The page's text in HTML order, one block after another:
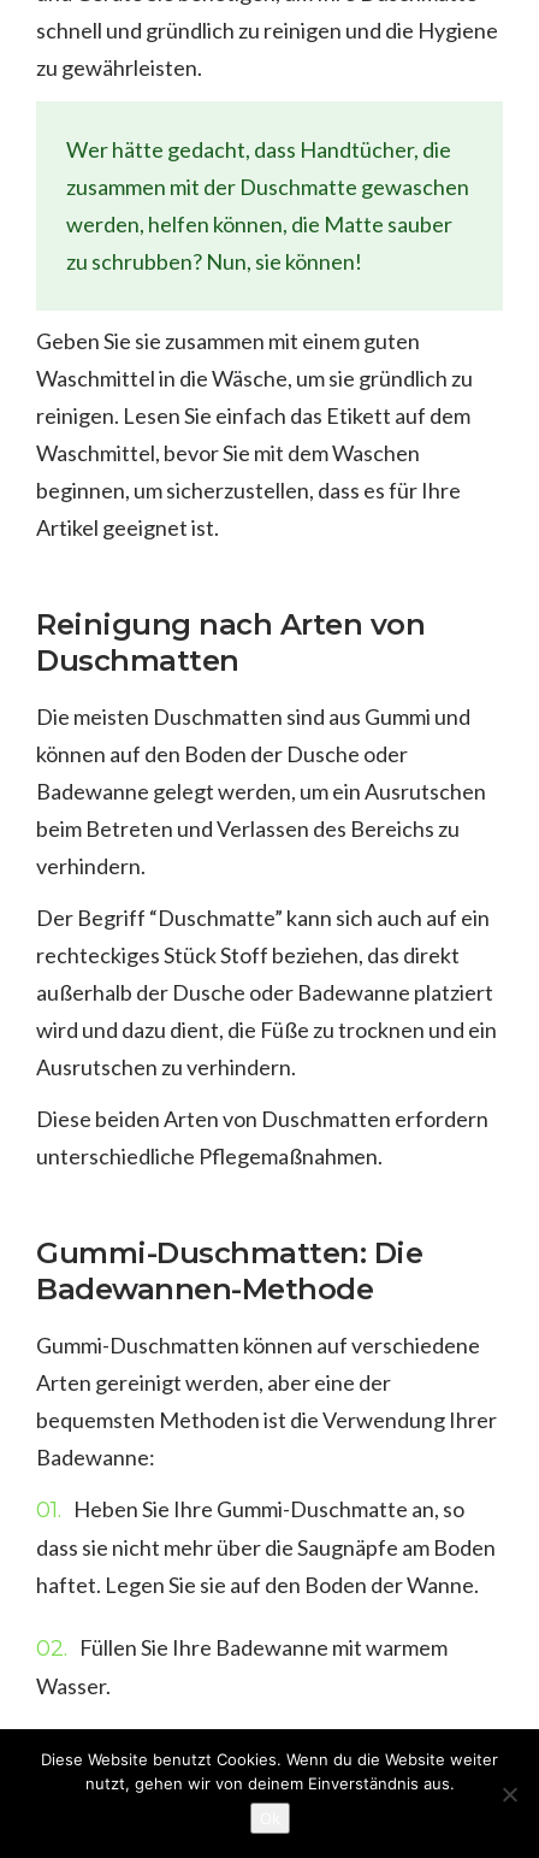
schnell und gründlich zu reinigen und die Hygiene
zu gewährleisten.
Wer hätte gedacht, dass Handtücher, die
zusammen mit der Duschmatte gewaschen
werden, helfen können, die Matte sauber
zu schrubben? Nun, sie können!
Geben Sie sie zusammen mit einem guten
Waschmittel in die Wäsche, um sie gründlich zu
reinigen. Lesen Sie einfach das Etikett auf dem
Waschmittel, bevor Sie mit dem Waschen
beginnen, um sicherzustellen, dass es für Ihre
Artikel geeignet ist.
Reinigung nach Arten von
Duschmatten
Die meisten Duschmatten sind aus Gummi und
können auf den Boden der Dusche oder
Badewanne gelegt werden, um ein Ausrutschen
beim Betreten und Verlassen des Bereichs zu
verhindern.
Der Begriff “Duschmatte” kann sich auch auf ein
rechteckiges Stück Stoff beziehen, das direkt
außerhalb der Dusche oder Badewanne platziert
wird und dazu dient, die Füße zu trocknen und ein
Ausrutschen zu verhindern.
Diese beiden Arten von Duschmatten erfordern
unterschiedliche Pflegemaßnahmen.
Gummi-Duschmatten: Die
Badewannen-Methode
Gummi-Duschmatten können auf verschiedene
Arten gereinigt werden, aber eine der
bequemsten Methoden ist die Verwendung Ihrer
Badewanne:
Heben Sie Ihre Gummi-Duschmatte an, so
dass sie nicht mehr über die Saugnäpfe am Boden
haftet. Legen Sie sie auf den Boden der Wanne.
Füllen Sie Ihre Badewanne mit warmem
Wasser.
Ziehen Sie Gummihandschuhe an und geben
Sie zwei Tassen Chlorbleiche in das Badewasser.
Diese Website benutzt Cookies. Wenn du die Website weiter
nutzt, gehen wir von deinem Einverständnis aus.